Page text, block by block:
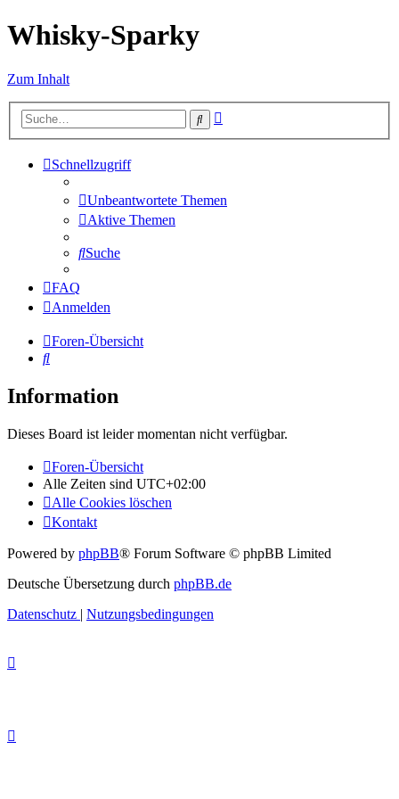
Whisky-Sparky
Zum Inhalt
Suche
Schnellzugriff
Unbeantwortete Themen
Aktive Themen
Suche
FAQ
Anmelden
Foren-Übersicht
Suche
Information
Dieses Board ist leider momentan nicht verfügbar.
Foren-Übersicht
Alle Zeiten sind UTC+02:00
Alle Cookies löschen
Kontakt
Powered by phpBB® Forum Software © phpBB Limited
Deutsche Übersetzung durch phpBB.de
Datenschutz | Nutzungsbedingungen